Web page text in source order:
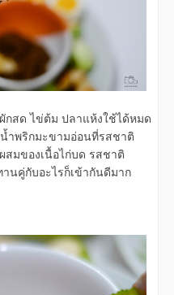
กสด ไข่ต้ม ปลาแห้งใช้ได้หมด
น้ำพริกมะขามอ่อนที่รสชาติ
สมของเนื้อไก่บด รสชาติ
นคู่กับอะไรก็เข้ากันดีมาก